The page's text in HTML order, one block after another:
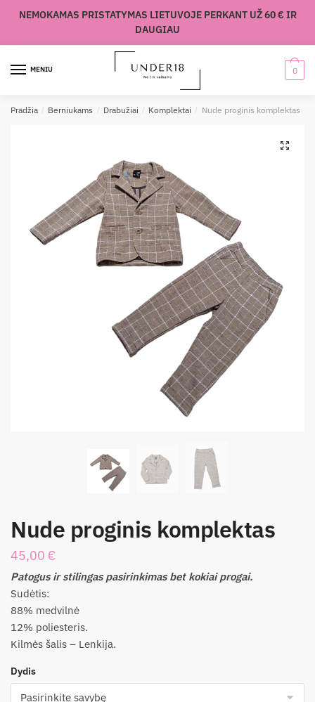
NEMOKAMAS PRISTATYMAS LIETUVOJE PERKANT UŽ 60 € IR
DAUGIAU
MENIU 0
Pradžia / Berniukams / Drabužiai / Komplektai / Nude proginis komplektas
🔍
Nude proginis komplektas
45,00 €
Patogus ir stilingas pasirinkimas bet kokiai progai.
Sudėtis:
88% medvilnė
12% poliesteris.
Kilmės šalis – Lenkija.
Dydis